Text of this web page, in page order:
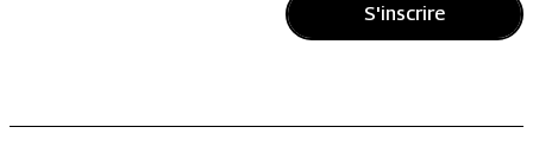
S'inscrire